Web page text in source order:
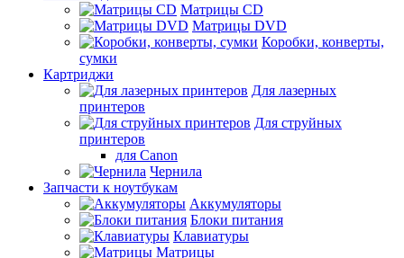
Матрицы CD
Матрицы DVD
Коробки, конверты,
сумки
Картриджи
Для лазерных
принтеров
Для струйных
принтеров
для Canon
Чернила
Запчасти к ноутбукам
Аккумуляторы
Блоки питания
Клавиатуры
Матрицы